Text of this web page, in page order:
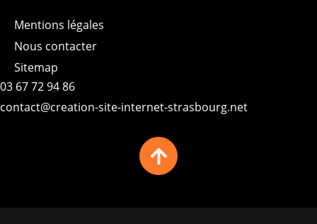
Mentions légales
Nous contacter
Sitemap
03 67 72 94 86
contact@creation-site-internet-strasbourg.net